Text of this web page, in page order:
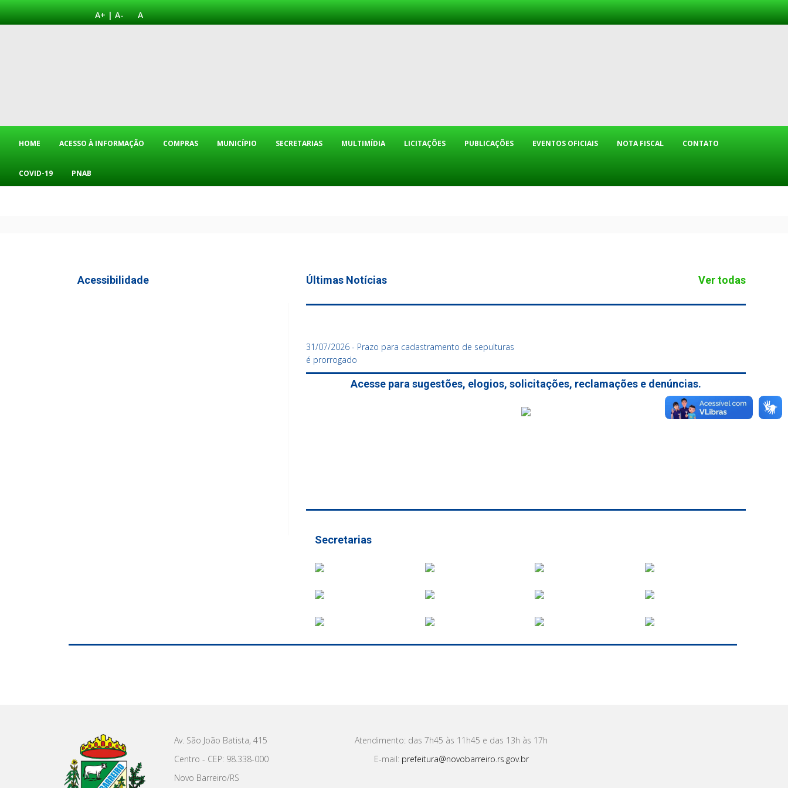
A+|A- A
HOME ACESSO À INFORMAÇÃO COMPRAS MUNICÍPIO SECRETARIAS MULTIMÍDIA LICITAÇÕES PUBLICAÇÕES EVENTOS OFICIAIS NOTA FISCAL CONTATO
COVID-19 PNAB
Acessibilidade Últimas Notícias Ver todas
31/07/2026 - Prazo para cadastramento de sepulturas
é prorrogado
Acesse para sugestões, elogios, solicitações, reclamações e denúncias.
Secretarias
Av. São João Batista, 415
Centro - CEP: 98.338-000
Novo Barreiro/RS
Atendimento: das 7h45 às 11h45 e das 13h às 17h
E-mail: prefeitura@novobarreiro.rs.gov.br